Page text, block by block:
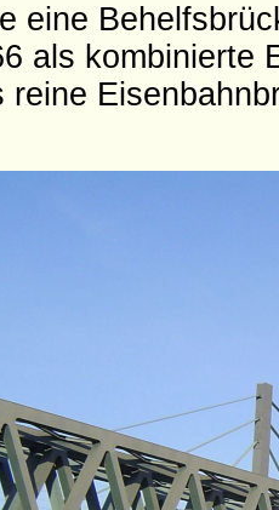
eine
als kombinierte
reine